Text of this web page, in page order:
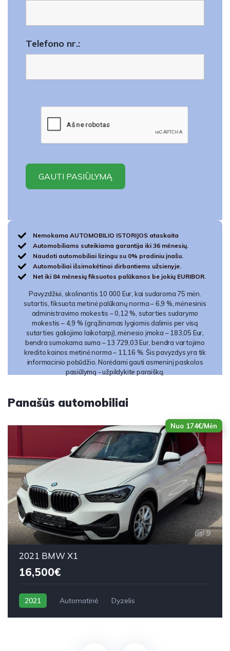
Telefono nr.:
Nemokama AUTOMOBILIO ISTORIJOS ataskaita
Automobiliams suteikiama garantija iki 36 mėnesių.
Naudoti automobiliai lizingu su 0% pradiniu įnašu.
Automobiliai išsimokėtinai dirbantiems užsienyje.
Net iki 84 mėnesių fiksuotos palūkanos be jokių EURIBOR.
Pavyzdžiui, skolinantis 10 000 Eur, kai sudaroma 75 mėn.
sutartis, fiksuota metinė palūkanų norma – 6,9 %, mėnesinis
administravimo mokestis – 0,12 %, sutarties sudarymo
mokestis – 4,9 % (grąžinamas lygiomis dalimis per visą
sutarties galiojimo laikotarpį), mėnesio įmoka – 183,05 Eur,
bendra sumokama suma – 13 729,03 Eur, bendra vartojimo
kredito kainos metinė norma – 11,16 %. Šis pavyzdys yra tik
informacinio pobūdžio. Norėdami gauti asmeninį paskolos
pasiūlymą - užpildykite paraišką.
Panašūs automobiliai
Nuo 174€/Mėn
9
2021 BMW X1
16,500€
2021 Automatinė Dyzelis